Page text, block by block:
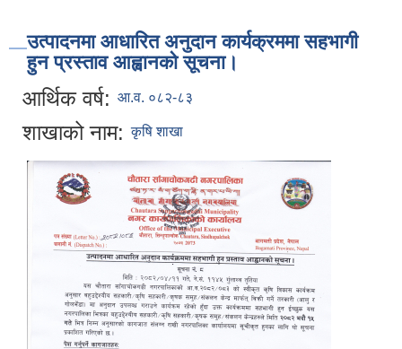
उत्पादनमा आधारित अनुदान कार्यक्रममा सहभागी
हुन प्रस्ताव आह्वानको सूचना।
आर्थिक वर्ष: आ.व. ०८२-८३
शाखाको नाम: कृषि शाखा